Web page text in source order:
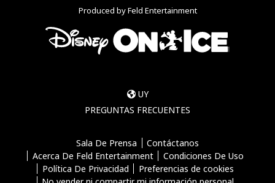
Produced by Feld Entertainment
UY
PREGUNTAS FRECUENTES
Sala De Prensa
Contáctanos
Acerca De Feld Entertainment
Condiciones De Uso
Política De Privacidad
Preferencias de cookies